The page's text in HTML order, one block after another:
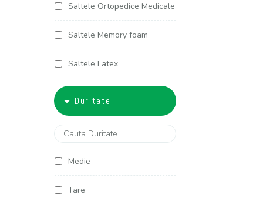
100x200
120x190
120x200
125x200
140x190
140x200
Saltele Ortopedice Medicale
Saltele Memory foam
Saltele Latex
Saltele Americane
Duritate
Medie
Tare